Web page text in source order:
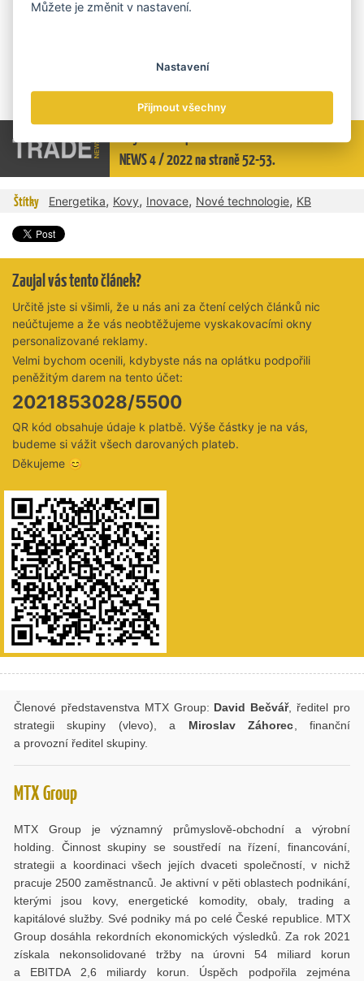
dalších projektů firma investuje kapitál nejen vlastní, ale také
podílel na nákupu pro MTX Group klíčové společnosti OKK
firmách skupiny.
NEWS 4 / 2022 na straně 52-53.
Štítky Energetika, Kovy, Inovace, Nové technologie, KB
Zaujal vás tento článek?
Určitě jste si všimli, že u nás ani za čtení celých článků nic
neúčtujeme a že vás neobtěžujeme vyskakovacími okny
personalizované reklamy.
Velmi bychom ocenili, kdybyste nás na oplátku podpořili
peněžitým darem na tento účet:
2021853028/5500
QR kód obsahuje údaje k platbě. Výše částky je na vás,
budeme si vážit všech darovaných plateb.
Děkujeme 😊
Členové představenstva MTX Group: David Bečvář, ředitel pro
strategii skupiny (vlevo), a Miroslav Záhorec , finanční
a provozní ředitel skupiny.
MTX Group
MTX Group je významný průmyslově-obchodní a výrobní
holding. Činnost skupiny se soustředí na řízení, financování,
strategii a koordinaci všech jejích dvaceti společností, v nichž
pracuje 2500 zaměstnanců. Je aktivní v pěti oblastech podnikání,
kterými jsou kovy, energetické komodity, obaly, trading a
kapitálové služby. Své podniky má po celé České republice. MTX
Group dosáhla rekordních ekonomických výsledků. Za rok 2021
získala nekonsolidované tržby na úrovni 54 miliard korun
a EBITDA 2,6 miliardy korun. Úspěch podpořila zejména
Můžete je změnit v nastavení.
Nastavení
Přijmout všechny